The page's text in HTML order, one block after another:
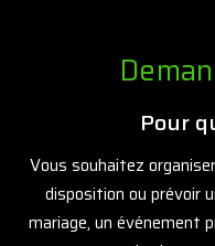
Pour
Vous souhaitez
disposition ou prévoir
mariage, un événement